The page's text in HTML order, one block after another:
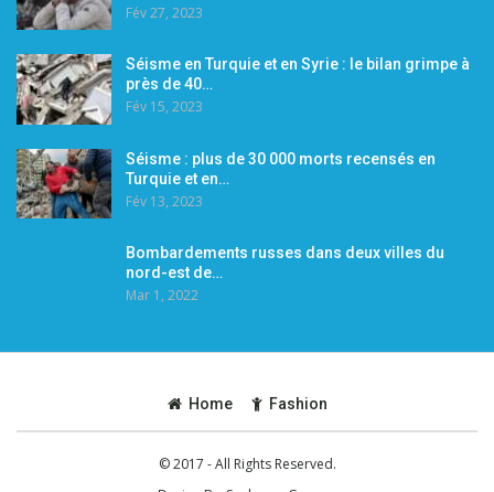
Fév 27, 2023
Séisme en Turquie et en Syrie : le bilan grimpe à
près de 40…
Fév 15, 2023
Séisme : plus de 30 000 morts recensés en
Turquie et en…
Fév 13, 2023
Bombardements russes dans deux villes du
nord-est de…
Mar 1, 2022
Home Fashion
© 2017 - All Rights Reserved.